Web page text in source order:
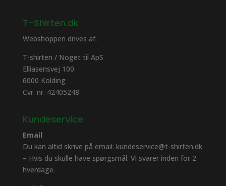
T-Shirten.dk
Webshoppen drives af:
T-shirten / Noget til ApS
Elliasensvej 100
6000 Kolding
Cvr. nr. 42405248
Kundeservice
Email
Du kan altid skrive på email: kundeservice@t-shirten.dk
– Hvis du skulle have spørgsmål. Vi svarer inden for 2
hverdage.